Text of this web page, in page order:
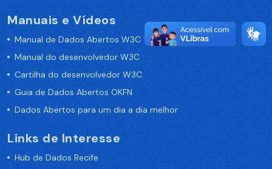
Manuais e Vídeos
Manual de Dados Abertos W3C
Manual do desenvolvedor W3C
Cartilha do desenvolvedor W3C
Guia de Dados Abertos OKFN
Dados Abertos para um dia a dia melhor
Links de Interesse
Hub de Dados Recife